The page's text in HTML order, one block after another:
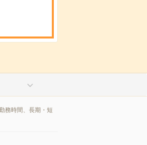
務時間、長期・短